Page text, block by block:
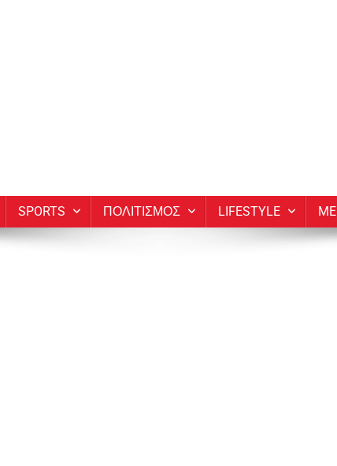
SPORTS ΠΟΛΙΤΙΣΜΟΣ LIFESTYLE